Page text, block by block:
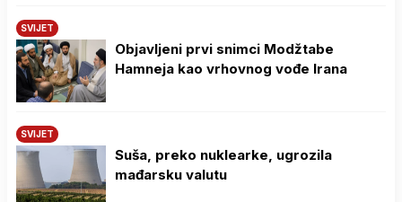
SVIJET
Objavljeni prvi snimci Modžtabe
Hamneja kao vrhovnog vođe Irana
SVIJET
Suša, preko nuklearke, ugrozila
mađarsku valutu